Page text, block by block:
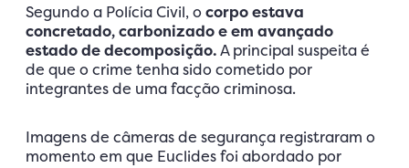
Segundo a Polícia Civil, ocorpo estava
concretado, carbonizado e em avançado
estado de decomposição.A principal suspeita é
de que o crime tenha sido cometido por
integrantes de uma facção criminosa.
Imagens de câmeras de segurança registraram o
momento em que Euclides foi abordado por